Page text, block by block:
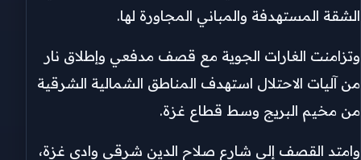
الشقة المستهدفة والمباني المجاورة لها.
وتزامنت الغارات الجوية مع قصف مدفعي وإطلاق نار
من آليات الاحتلال استهدف المناطق الشمالية الشرقية
من مخيم البريج وسط قطاع غزة.
وامتد القصف إلى شارع صلاح الدين شرقي وادي غزة،